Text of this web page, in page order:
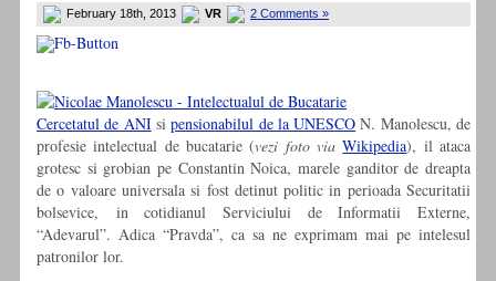
February 18th, 2013 VR 2 Comments »
Cercetatul de ANIsipensionabilul de la UNESCO N. Manolescu, de
profesie intelectual de bucatarie (vezi foto via Wikipedia), il ataca
grotesc si grobian pe Constantin Noica, marele ganditor de dreapta
de o valoare universala si fost detinut politic in perioada Securitatii
bolsevice, in cotidianul Serviciului de Informatii Externe,
“Adevarul”. Adica “Pravda”, ca sa ne exprimam mai pe intelesul
patronilor lor.